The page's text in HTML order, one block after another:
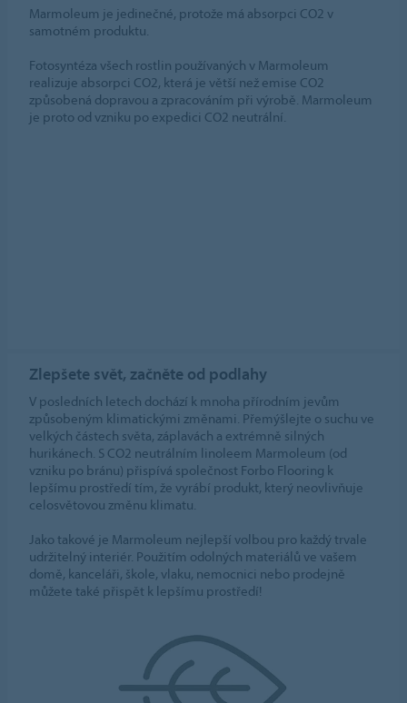
Marmoleum je jedinečné, protože má absorpci CO2 v
samotném produktu.
Fotosyntéza všech rostlin používaných v Marmoleum
realizuje absorpci CO2, která je větší než emise CO2
způsobená dopravou a zpracováním při výrobě. Marmoleum
je proto od vzniku po expedici CO2 neutrální.
Zlepšete svět, začněte od podlahy
V posledních letech dochází k mnoha přírodním jevům
způsobeným klimatickými změnami. Přemýšlejte o suchu ve
velkých částech světa, záplavách a extrémně silných
hurikánech. S CO2 neutrálním linoleem Marmoleum (od
vzniku po bránu) přispívá společnost Forbo Flooring k
lepšímu prostředí tím, že vyrábí produkt, který neovlivňuje
celosvětovou změnu klimatu.
Jako takové je Marmoleum nejlepší volbou pro každý trvale
udržitelný interiér. Použitím odolných materiálů ve vašem
domě, kanceláři, škole, vlaku, nemocnici nebo prodejně
můžete také přispět k lepšímu prostředí!